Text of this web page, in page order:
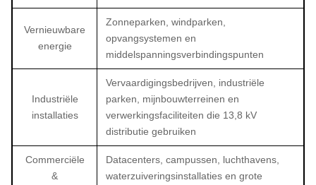
Vernieuwbare
energie
Zonneparken, windparken,
opvangsystemen en
middelspanningsverbindingspunten
Industriële
installaties
Vervaardigingsbedrijven, industriële
parken, mijnbouwterreinen en
verwerkingsfaciliteiten die 13,8 kV
distributie gebruiken
Commerciële
&
Datacenters, campussen, luchthavens,
waterzuiveringsinstallaties en grote